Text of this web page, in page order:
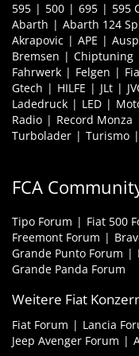
595 500 695 595
Abarth
Abarth 124
Akrapovic
APE
Bremsen
Chiptuning
Fahrwerk
Felgen
Gtech
HILFE JLt
Ladedruck
LED
Radio
Record Monza
Turbolader
Turismo
FCA
Tipo Forum Fiat 500
Freemont Forum
Grande Punto Forum
Grande Panda Forum
Weitere Fiat
Fiat Forum Lancia
Jeep Avenger Forum